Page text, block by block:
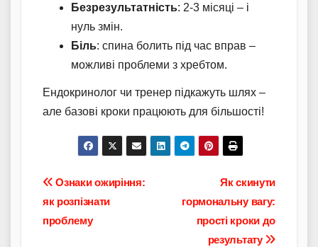
Безрезультатність: 2-3 місяці – і
нуль змін.
Біль: спина болить під час вправ –
можливі проблеми з хребтом.
Ендокринолог чи тренер підкажуть шлях –
але базові кроки працюють для більшості!
Навігація
записів
Як скинути
гормональну вагу:
прості кроки до
результату
Ознаки ожиріння:
як розпізнати
проблему